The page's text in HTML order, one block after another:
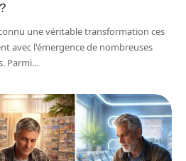
une véritable transformation ces
avec l'émergence de nombreuses
Parmi…